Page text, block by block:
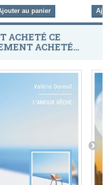
au panier
ACHETÉ CE
ACHETÉ...